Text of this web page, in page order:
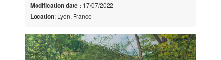
Modification date : 17/07/2022
Location: Lyon, France